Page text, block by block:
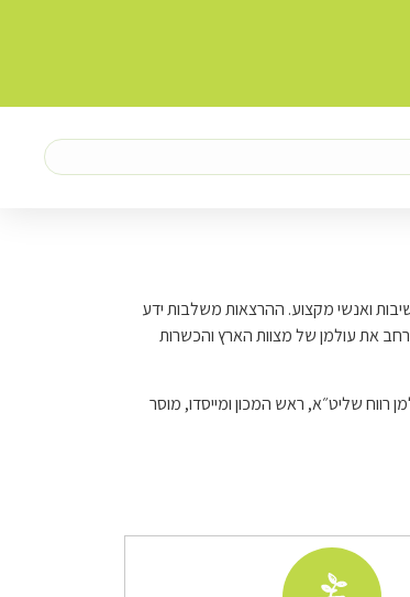
ואנשי מקצוע. ההרצאות משלבות ידע
את עולמן של מצוות הארץ והכשרות
רווח שליט״א, ראש המכון ומייסדו, מוסר